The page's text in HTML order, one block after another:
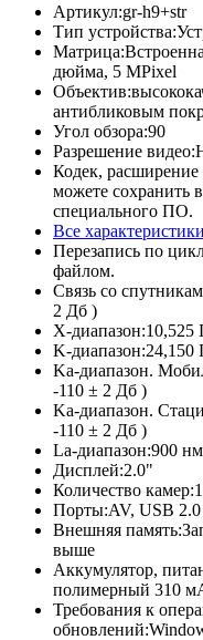
Артикул:gr-h9+str
Тип устройства:
Матрица:
дюйма, 5 МPixel
Объектив:
антибликовым
Угол обзора:90
Разрешение видео:
Кодек, расширение
можете сохранить
специального ПО.
Все характеристики
Перезапись по
файлом.
Связь со
2 Дб )
X-диапазон:10,525
K-диапазон:
Ka-диапазон.
-110 ± 2 Дб )
Ka-диапазон.
-110 ± 2 Дб )
La-диапазон:900
Дисплей:2.0"
Количество камер:1
Порты:AV, USB 2.0
Внешняя память:
выше
Аккумулятор,
полимерный 310
Требования к
обновлений: